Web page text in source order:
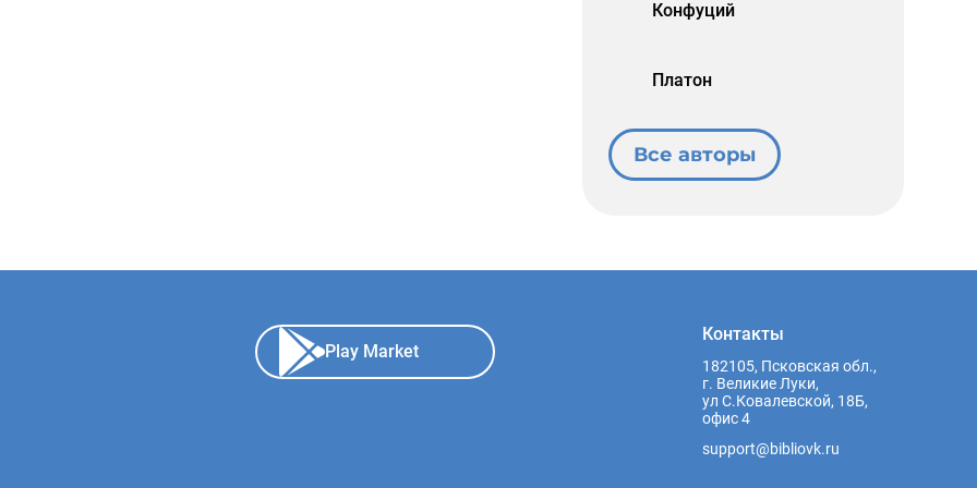
Конфуций
Платон
Все авторы
Play Market
Контакты
182105, Псковская обл.,
г. Великие Луки,
ул С.Ковалевской, 18Б,
офис 4
support@bibliovk.ru